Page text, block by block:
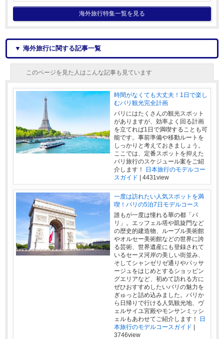
海外旅行特集一覧を見る
▼ 海外旅行に関する記事一覧
このページを見た人はこんな記事も見ています
時間がなくても大丈夫！1日で楽し
むパリ観光完全計画
パリにはたくさんの観光スポット
がありますが、効率よく回る計画
を立てれば1日で満喫することも可
能です。事前準備や移動ルートを
しっかりと考えておきましょう。
ここでは、定番スポットを抑えた
パリ旅行のスケジュール案をご紹
介します！
日本旅行のモデルコー
スガイド | 4431view
一度は訪れたい人気スポットを満
喫！パリの5泊7日モデルコース
誰もが一度は憧れる華の都「パ
リ」。エッフェル塔や凱旋門など
の歴史的建造物、ルーブル美術館
やオルセー美術館などの世界に誇
る芸術、世界遺産にも登録されて
いるセーヌ河岸の美しい街並み、
そしてシャンゼリゼ通りやパッサ
ージュをはじめとするショッピン
グエリアなど、初めて訪れる方に
ぜひおすすめしたいパリの魅力を
ぎゅっと詰め込みました。パリか
ら日帰りで行ける人気観光地、ヴ
ェルサイユ宮殿やモンサンミッシ
ェルもあわせてご紹介します！
日
本旅行のモデルコースガイド |
3746view